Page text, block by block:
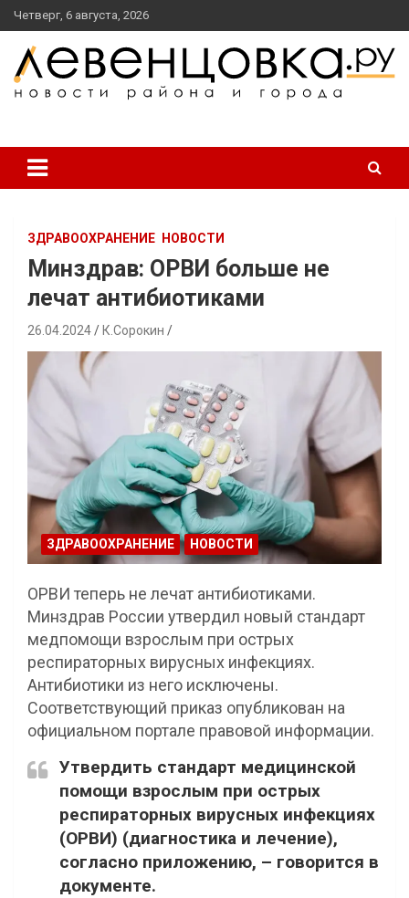
перейти
к
содержанию
Четверг, 6 августа, 2026
ЗДРАВООХРАНЕНИЕ НОВОСТИ
Минздрав: ОРВИ больше не
лечат антибиотиками
26.04.2024 К.Сорокин
ЗДРАВООХРАНЕНИЕ НОВОСТИ
ОРВИ теперь не лечат антибиотиками.
Минздрав России утвердил новый стандарт
медпомощи взрослым при острых
респираторных вирусных инфекциях.
Антибиотики из него исключены.
Соответствующий приказ опубликован на
официальном портале правовой информации.
Утвердить стандарт медицинской
помощи взрослым при острых
респираторных вирусных инфекциях
(ОРВИ) (диагностика и лечение),
согласно приложению, – говорится в
документе.